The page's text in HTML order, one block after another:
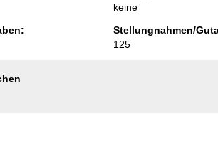
keine
Stellungnahmen/
125